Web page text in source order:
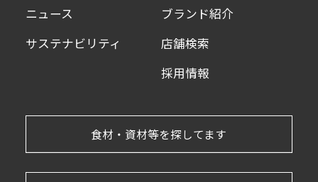
ニュース
サステナビリティ
ブランド紹介
店舗検索
採用情報
食材・資材等を探してます